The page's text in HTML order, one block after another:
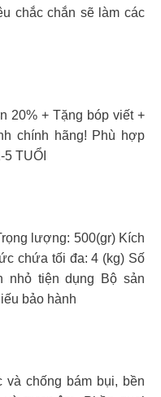
chắc chắn sẽ làm các
20% + Tặng bóp viết +
chính hãng! Phù hợp
TUỔI
lượng: 500(gr) Kích
chứa tối đa: 4 (kg) Số
nhỏ tiện dụng Bộ sản
bảo hành
chống bám bụi, bền